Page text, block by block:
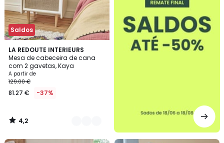
Saldos
LA REDOUTE INTERIEURS
Mesa de cabeceira de cana
com 2 gavetas, Kaya
A partir de
129.00 €
81.27 € -37%
4,2
/ 5
3
Cores
4,2
/